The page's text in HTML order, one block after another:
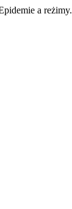
a reżimy.